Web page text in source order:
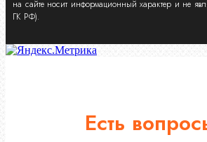
на сайте носит информационный характер и не
ГК РФ).
Есть